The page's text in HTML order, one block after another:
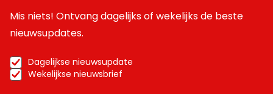
Mis niets! Ontvang dagelijks of wekelijks de beste
nieuwsupdates.
Dagelijkse nieuwsupdate
Wekelijkse nieuwsbrief